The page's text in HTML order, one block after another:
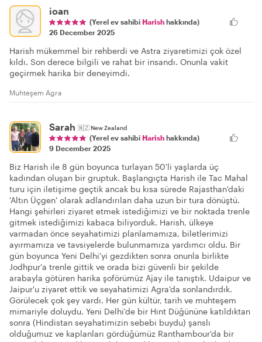
ioan
(Yerel ev sahibi Harish hakkında)
26 December 2025
Harish mükemmel bir rehberdi ve Astra ziyaretimizi çok özel
kıldı. Son derece bilgili ve rahat bir insandı. Onunla vakit
geçirmek harika bir deneyimdi.
Muhteşem Agra
Sarah 🇳🇿New Zealand
(Yerel ev sahibi Harish hakkında)
9 December 2025
Biz Harish ile 8 gün boyunca turlayan 50'li yaşlarda üç
kadından oluşan bir gruptuk. Başlangıçta Harish ile Tac Mahal
turu için iletişime geçtik ancak bu kısa sürede Rajasthan'daki
'Altın Üçgen' olarak adlandırılan daha uzun bir tura dönüştü.
Hangi şehirleri ziyaret etmek istediğimizi ve bir noktada trenle
gitmek istediğimizi kabaca biliyorduk. Harish, ülkeye
varmadan önce seyahatimizi planlamamıza, biletlerimizi
ayırmamıza ve tavsiyelerde bulunmamıza yardımcı oldu. Bir
gün boyunca Yeni Delhi'yi gezdikten sonra onunla birlikte
Jodhpur'a trenle gittik ve orada bizi güvenli bir şekilde
arabayla götüren harika şoförümüz Ajay ile tanıştık. Udaipur ve
Jaipur'u ziyaret ettik ve seyahatimizi Agra'da sonlandırdık.
Görülecek çok şey vardı. Her gün kültür, tarih ve muhteşem
mimariyle doluydu. Yeni Delhi'de bir Hint Düğününe katıldıktan
sonra (Hindistan seyahatimizin sebebi buydu) şanslı
olduğumuz ve kaplanları gördüğümüz Ranthambour'da bir